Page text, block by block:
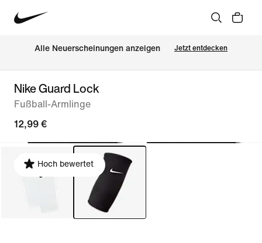
Alle Neuerscheinungen anzeigen Jetzt entdecken
Nike Guard Lock
Fußball-Armlinge
12,99 €
Hoch bewertet